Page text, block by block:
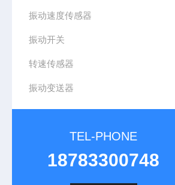
振动速度传感器
振动开关
转速传感器
振动变送器
TEL-PHONE
18783300748